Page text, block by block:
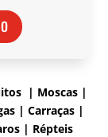
| Moscas |
| Carraças |
| Répteis